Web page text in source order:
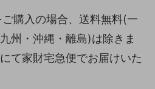
購入の場合、送料無料(一
州・沖縄・離島)は除きま
て家財宅急便でお届けいた